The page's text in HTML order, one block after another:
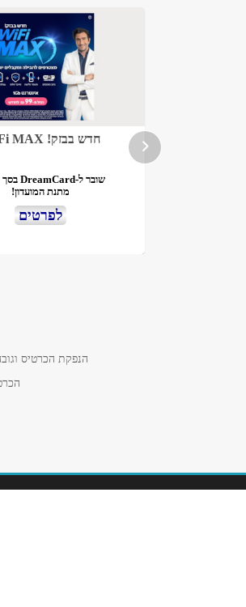
חדש בבזק! WiFi MAX
שובר ל-DreamCard בסך ₪200
מתנת המועדון!
לפרטים
הנפקת הכרטיס